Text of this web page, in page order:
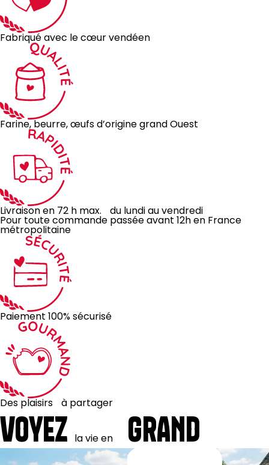
Fabriqué avec le cœur vendéen
Farine, beurre, œufs d’origine grand Ouest
Livraison en 72 h max. du lundi au vendredi
Pour toute commande passée avant 12h en France
métropolitaine
Paiement 100% sécurisé
Des plaisirs à partager
VOYEZ lavieen GRAND